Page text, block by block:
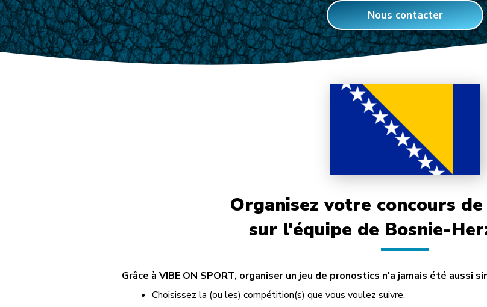
Nous contacter
Organisez votre concours
sur l'équipe de Bosnie-
Grâce à VIBE ON SPORT, organiser un jeu de pronostics n'a jamais été aussi
Choisissez la (ou les) compétition(s) que vous voulez suivre.